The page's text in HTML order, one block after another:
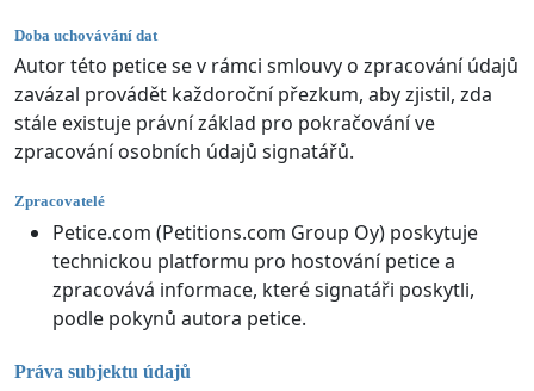
Doba uchovávání dat
Autor této petice se v rámci smlouvy o zpracování údajů
zavázal provádět každoroční přezkum, aby zjistil, zda
stále existuje právní základ pro pokračování ve
zpracování osobních údajů signatářů.
Zpracovatelé
Petice.com (Petitions.com Group Oy) poskytuje
technickou platformu pro hostování petice a
zpracovává informace, které signatáři poskytli,
podle pokynů autora petice.
Práva subjektu údajů